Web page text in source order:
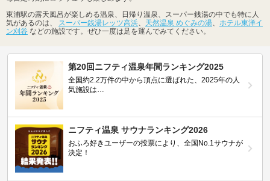
東浦駅の露天風呂が楽しめる温泉、日帰り温泉、スーパー銭湯の中でも特に人
気があるのは、 スーパー銭湯レッツ高浜、 天然温泉 めぐみの湯、 ホテル東洋イ
ン刈谷 などの施設です。ぜひ一度は足を運んでみてください。
第20回ニフティ温泉年間ランキング2025
全国約2.2万件の中から頂点に選ばれた、2025年の人
気施設は…
ニフティ温泉 サウナランキング2026
おふろ好きユーザーの投票により、全国No.1サウナが
決定！